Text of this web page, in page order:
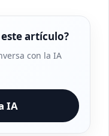
artículo?
con la IA
IA